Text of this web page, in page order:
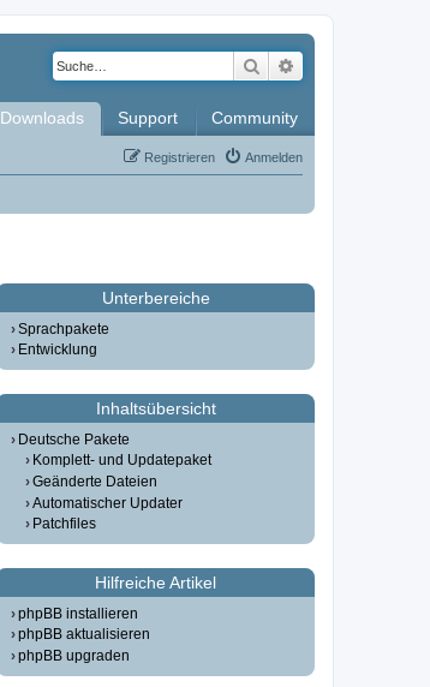
Suche
Downloads Support Community
Anmelden
Registrieren
Unterbereiche
Sprachpakete
Entwicklung
Inhaltsübersicht
Deutsche Pakete
Komplett- und Updatepaket
Geänderte Dateien
Automatischer Updater
Patchfiles
Hilfreiche Artikel
phpBB installieren
phpBB aktualisieren
phpBB upgraden